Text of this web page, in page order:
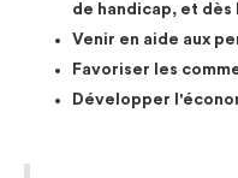
de handicap, et
Venir en aide aux
Favoriser les
Développer